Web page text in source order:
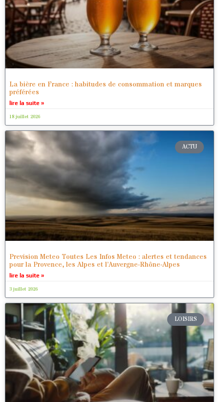
La bière en France : habitudes de consommation et marques
préférées
lire la suite »
18 juillet 2026
ACTU
Prevision Meteo Toutes Les Infos Meteo : alertes et tendances
pour la Provence, les Alpes et l’Auvergne-Rhône-Alpes
lire la suite »
3 juillet 2026
LOISIRS